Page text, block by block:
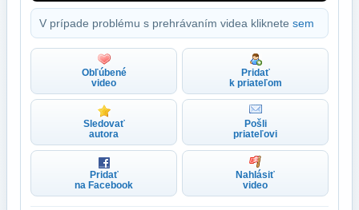
V prípade problému s prehrávaním videa kliknete sem
Obľúbené
video
Pridať
k priateľom
Sledovať
autora
Pošli
priateľovi
Pridať
na Facebook
Nahlásiť
video